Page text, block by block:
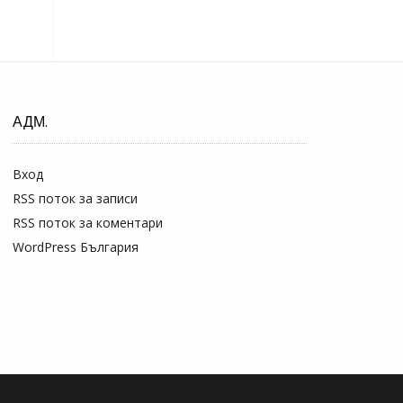
АДМ.
Вход
RSS поток за записи
RSS поток за коментари
WordPress България